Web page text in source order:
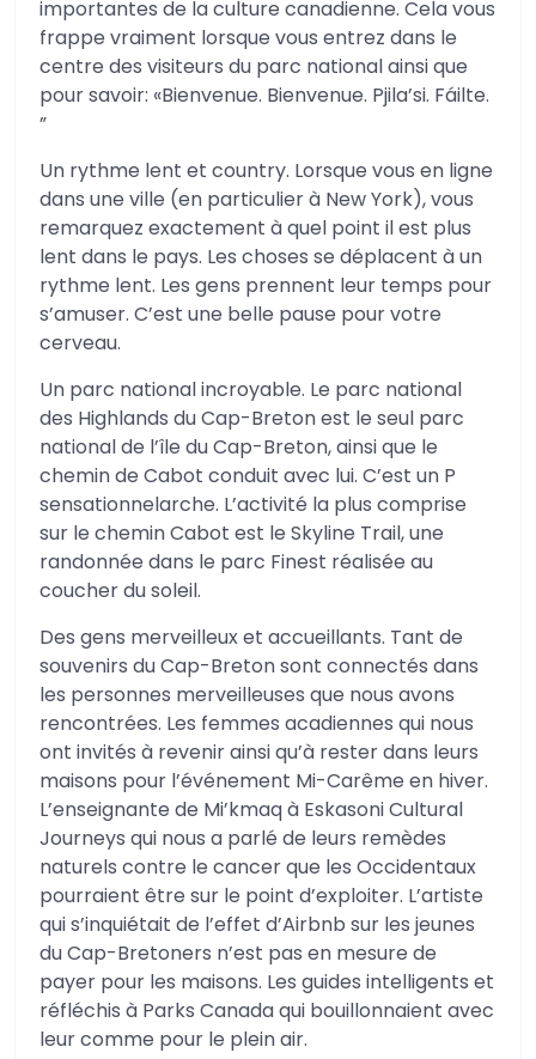
importantes de la culture canadienne. Cela vous
frappe vraiment lorsque vous entrez dans le
centre des visiteurs du parc national ainsi que
pour savoir: «Bienvenue. Bienvenue. Pjila’si. Fáilte.
”
Un rythme lent et country. Lorsque vous en ligne
dans une ville (en particulier à New York), vous
remarquez exactement à quel point il est plus
lent dans le pays. Les choses se déplacent à un
rythme lent. Les gens prennent leur temps pour
s’amuser. C’est une belle pause pour votre
cerveau.
Un parc national incroyable. Le parc national
des Highlands du Cap-Breton est le seul parc
national de l’île du Cap-Breton, ainsi que le
chemin de Cabot conduit avec lui. C’est un P
sensationnelarche. L’activité la plus comprise
sur le chemin Cabot est le Skyline Trail, une
randonnée dans le parc Finest réalisée au
coucher du soleil.
Des gens merveilleux et accueillants. Tant de
souvenirs du Cap-Breton sont connectés dans
les personnes merveilleuses que nous avons
rencontrées. Les femmes acadiennes qui nous
ont invités à revenir ainsi qu’à rester dans leurs
maisons pour l’événement Mi-Carême en hiver.
L’enseignante de Mi’kmaq à Eskasoni Cultural
Journeys qui nous a parlé de leurs remèdes
naturels contre le cancer que les Occidentaux
pourraient être sur le point d’exploiter. L’artiste
qui s’inquiétait de l’effet d’Airbnb sur les jeunes
du Cap-Bretoners n’est pas en mesure de
payer pour les maisons. Les guides intelligents et
réfléchis à Parks Canada qui bouillonnaient avec
leur comme pour le plein air.